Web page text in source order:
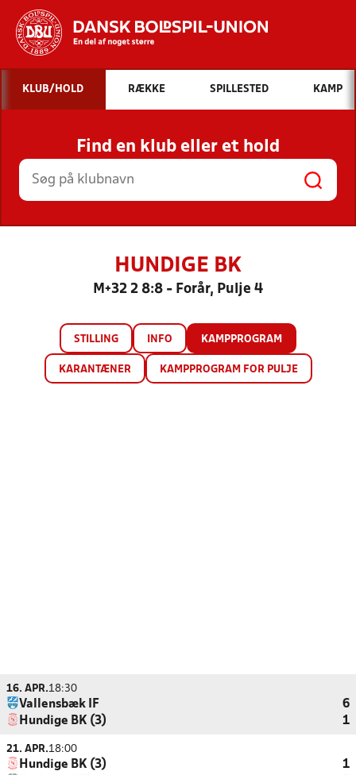
Hvad vil du søge efter?
INDHOLD OG NYHEDER
STILLINGER, RESULTATER, KLUBBER OG
HOLD
KLUB/HOLD RÆKKE SPILLESTED KAMP
Find en klub eller et hold
HUNDIGE BK
M+32 2 8:8 - Forår, Pulje 4
STILLING INFO KAMPPROGRAM
KARANTÆNER KAMPPROGRAM FOR PULJE
16. APR.18:30
Vallensbæk IF
6
Hundige BK (3)
1
21. APR.18:00
Hundige BK (3)
1